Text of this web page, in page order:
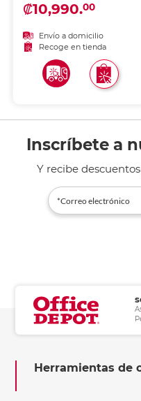
₡10,990.00
Envío a domicilio
Recoge en tienda
Inscríbete a
Y recibe
Herramientas de